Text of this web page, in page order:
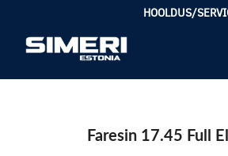
HOOLDUS/
Faresin 17.45 Full